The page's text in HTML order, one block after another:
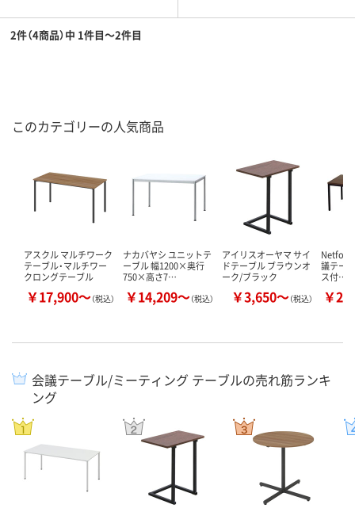
2件（4商品）中 1件目～2件目
このカテゴリーの人気商品
アスクル マルチワーク
テーブル・マルチワー
クロングテーブル
￥17,900～（税込）
ナカバヤシ ユニットテ
ーブル 幅1200×奥行
750×高さ7…
￥14,209～（税込）
アイリスオーヤマ サイ
ドテーブル ブラウンオ
ーク/ブラック
￥3,650～（税込）
議テー
ス付…
￥
会議テーブル/ミーティング テーブルの売れ筋ランキ
ング